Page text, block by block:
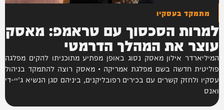
מתמקד בעסקיו
למרות הסכסוך עם טראמפ: מאסק
עוצר את המהלך הדרמטי
המיליארדר אילון מאסק נסוג באופן מפתיע מתוכניתו להקים מפלגה
פוליטית חדשה בשם מפלגת אמריקה • מאסק רוצה להתמקד בניהול
עסקיו ולחזק קשרים עם בכירים רפובליקנים, ביניהם סגן הנשיא ג'יי-די
ואנס